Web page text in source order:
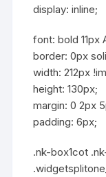
display: inline;
font: bold 11px
border: 0px
width: 212px
height: 130px;
margin: 0 2px
padding: 6px;
.nk-box1cot